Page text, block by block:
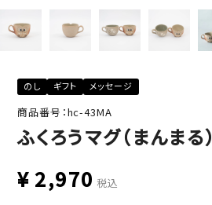
のし ギフト メッセージ
商品番号：hc-43MA
ふくろうマグ（まんまる）
¥2,970 税込